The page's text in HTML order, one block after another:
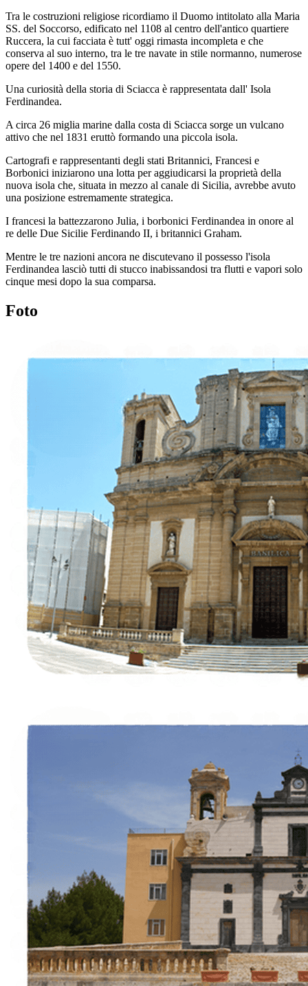
Tra le costruzioni religiose ricordiamo il Duomo intitolato alla Maria
SS. del Soccorso, edificato nel 1108 al centro dell'antico quartiere
Ruccera, la cui facciata è tutt' oggi rimasta incompleta e che
conserva al suo interno, tra le tre navate in stile normanno, numerose
opere del 1400 e del 1550.
Una curiosità della storia di Sciacca è rappresentata dall' Isola
Ferdinandea.
A circa 26 miglia marine dalla costa di Sciacca sorge un vulcano
attivo che nel 1831 eruttò formando una piccola isola.
Cartografi e rappresentanti degli stati Britannici, Francesi e
Borbonici iniziarono una lotta per aggiudicarsi la proprietà della
nuova isola che, situata in mezzo al canale di Sicilia, avrebbe avuto
una posizione estremamente strategica.
I francesi la battezzarono Julia, i borbonici Ferdinandea in onore al
re delle Due Sicilie Ferdinando II, i britannici Graham.
Mentre le tre nazioni ancora ne discutevano il possesso l'isola
Ferdinandea lasciò tutti di stucco inabissandosi tra flutti e vapori solo
cinque mesi dopo la sua comparsa.
Foto